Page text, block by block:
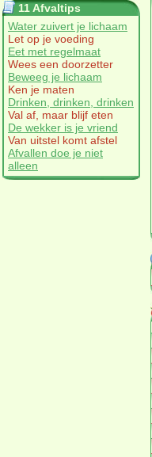
11 Afvaltips
Water zuivert je lichaam
Let op je voeding
Eet met regelmaat
Wees een doorzetter
Beweeg je lichaam
Ken je maten
Drinken, drinken, drinken
Val af, maar blijf eten
De wekker is je vriend
Van uitstel komt afstel
Afvallen doe je niet
alleen